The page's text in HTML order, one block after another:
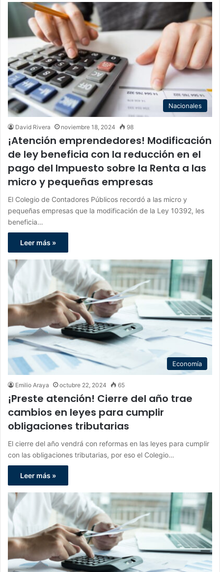
Nacionales
David Rivera noviembre 18, 2024 98
¡Atención emprendedores! Modificación
de ley beneficia con la reducción en el
pago del Impuesto sobre la Renta a las
micro y pequeñas empresas
El Colegio de Contadores Públicos recordó a las micro y
pequeñas empresas que la modificación de la Ley 10392, les
beneficia…
Leer más »
Economía
Emilio Araya octubre 22, 2024 65
¡Preste atención! Cierre del año trae
cambios en leyes para cumplir
obligaciones tributarias
El cierre del año vendrá con reformas en las leyes para cumplir
con las obligaciones tributarias, por eso el Colegio…
Leer más »